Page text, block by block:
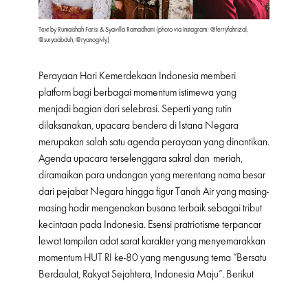
Text by Rumaishah Farisi & Syavilla Ramadhani (photo via Instagram: @ferryfahrizal,
@suryaabduh, @ryanogivly)
Perayaan Hari Kemerdekaan Indonesia memberi
platform bagi berbagai momentum istimewa yang
menjadi bagian dari selebrasi. Seperti yang rutin
dilaksanakan, upacara bendera di Istana Negara
merupakan salah satu agenda perayaan yang dinantikan.
Agenda upacara terselenggara sakral dan meriah,
diramaikan para undangan yang merentang nama besar
dari pejabat Negara hingga figur Tanah Air yang masing-
masing hadir mengenakan busana terbaik sebagai tribut
kecintaan pada Indonesia. Esensi pratriotisme terpancar
lewat tampilan adat sarat karakter yang menyemarakkan
momentum HUT RI ke-80 yang mengusung tema “Bersatu
Berdaulat, Rakyat Sejahtera, Indonesia Maju”. Berikut